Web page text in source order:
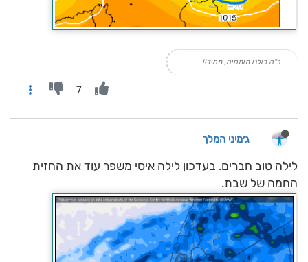
ב"ה כולנו תותחים, תמיד!!
7
ג׳מיני המלך
לילה טוב חברים. בעדכון לילה איסי משפר עוד את החזית
החמה של שבת.